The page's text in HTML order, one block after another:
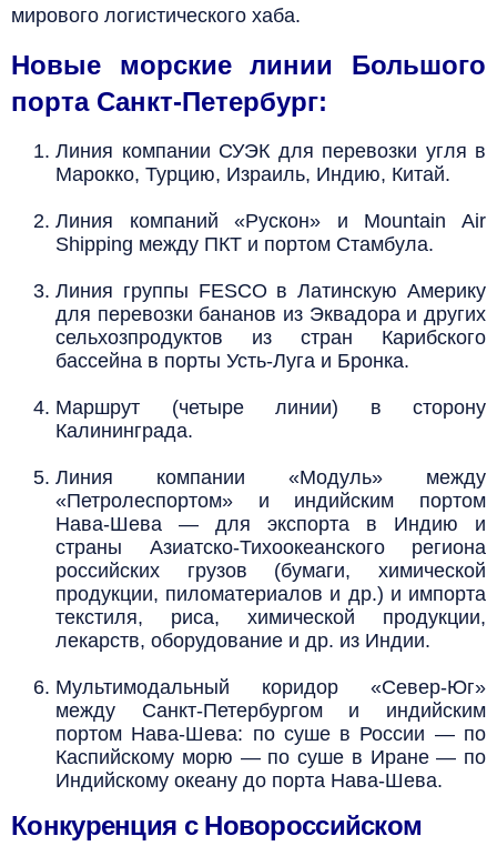
мирового логистического хаба.
Новые морские линии Большого
порта Санкт-Петербург:
Линия компании СУЭК для перевозки угля в
Марокко, Турцию, Израиль, Индию, Китай.
Линия компаний «Рускон» и Mountain Air
Shipping между ПКТ и портом Стамбула.
Линия группы FESCO в Латинскую Америку
для перевозки бананов из Эквадора и других
сельхозпродуктов из стран Карибского
бассейна в порты Усть-Луга и Бронка.
Маршрут (четыре линии) в сторону
Калининграда.
Линия компании «Модуль» между
«Петролеспортом» и индийским портом
Нава-Шева — для экспорта в Индию и
страны Азиатско-Тихоокеанского региона
российских грузов (бумаги, химической
продукции, пиломатериалов и др.) и импорта
текстиля, риса, химической продукции,
лекарств, оборудование и др. из Индии.
Мультимодальный коридор «Север-Юг»
между Санкт-Петербургом и индийским
портом Нава-Шева: по суше в России — по
Каспийскому морю — по суше в Иране — по
Индийскому океану до порта Нава-Шева.
Конкуренция с Новороссийском